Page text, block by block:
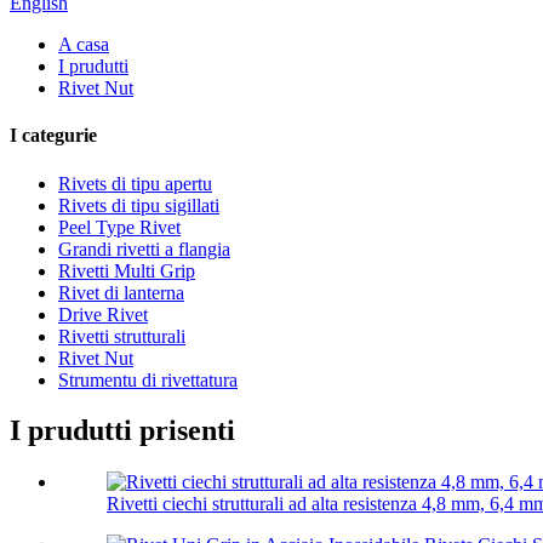
A casa
I prudutti
Rivet Nut
I categurie
Rivets di tipu apertu
Rivets di tipu sigillati
Peel Type Rivet
Grandi rivetti a flangia
Rivetti Multi Grip
Rivet di lanterna
Drive Rivet
Rivetti strutturali
Rivet Nut
Strumentu di rivettatura
I prudutti prisenti
Rivetti ciechi strutturali ad alta resistenza 4,8 mm, 6,4